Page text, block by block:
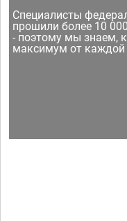
Специалисты
прошили более 10
- поэтому мы знаем,
максимум от